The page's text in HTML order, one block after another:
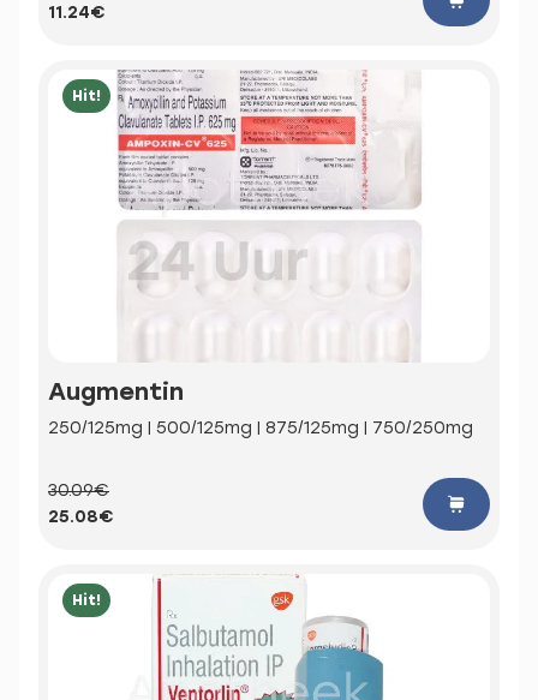
11.24€
Hit!
Augmentin
250/125mg | 500/125mg | 875/125mg | 750/250mg
30.09€
25.08€
Hit!